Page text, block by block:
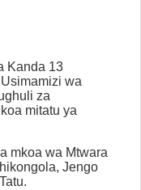
Kanda 13
wa
za
mitatu ya
mkoa wa Mtwara
Jengo